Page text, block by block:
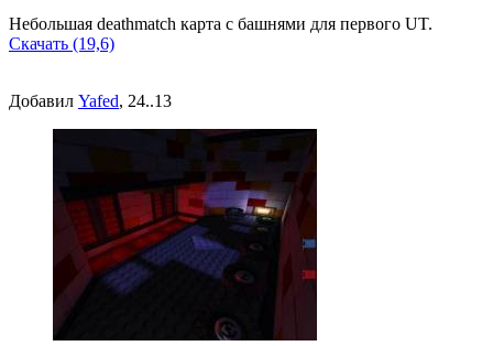
Небольшая deathmatch карта с башнями для первого UT.
Скачать (19,6)
Добавил Yafed, 24..13